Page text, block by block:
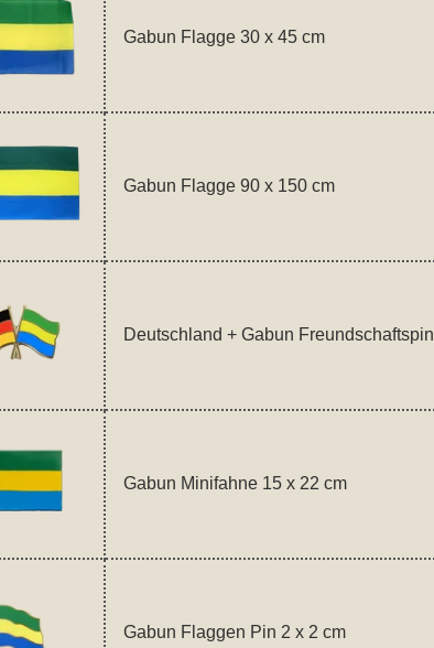
Gabun Flagge 30 x 45 cm
Gabun Flagge 90 x 150 cm
Deutschland + Gabun Freundschaftspin
Gabun Minifahne 15 x 22 cm
Gabun Flaggen Pin 2 x 2 cm